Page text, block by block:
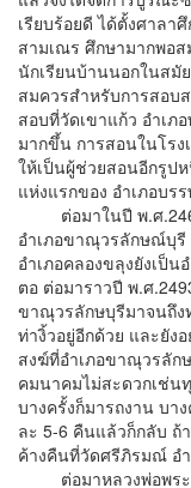
เรียบร้อยดี ได้ตั้งศาลา
สามเณร ศึกษามากพอ
นักเรียนบ้านนอกในสมั
สมควรสำหรับการสอบ
สอบที่วัดเขาแก้ว อำเภ
มากขึ้น การสอนในโรง
ให้เป็นผู้ช่วยสอนอีกรูป
แห่งแรกของ อำเภอบร
ต่อมาในปี พ.ศ
อำเภอขาณุวรลักษณ์บุรี
อำเภอคลองขลุงยังเป็
ตอ ต่อมาราวปี พ.ศ
ขาณุวรลักษบุรีมาจนถึง
ท่างิ้วอยู่อีกด้วย และยัง
สงฆ์ที่อำเภอขาณุวรลัก
คมนาคมไม่สะดวกเช่น
บางครั้งก็มารถงาน บา
ละ 5-6 คืนแล้วก็กลับ
ค้างคืนที่วัดศรีภิรมณ์ อ
ต่อมาหลวงพ่อพระค